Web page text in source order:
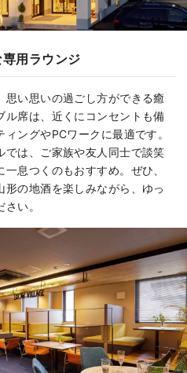
用ラウンジ
思い思いの過ごし方ができる癒
ル席は、近くにコンセントも備
ングやPCワークに最適です。
では、ご家族や友人同士で談笑
息つくのもおすすめ。ぜひ、
の地酒を楽しみながら、ゆっ
い。